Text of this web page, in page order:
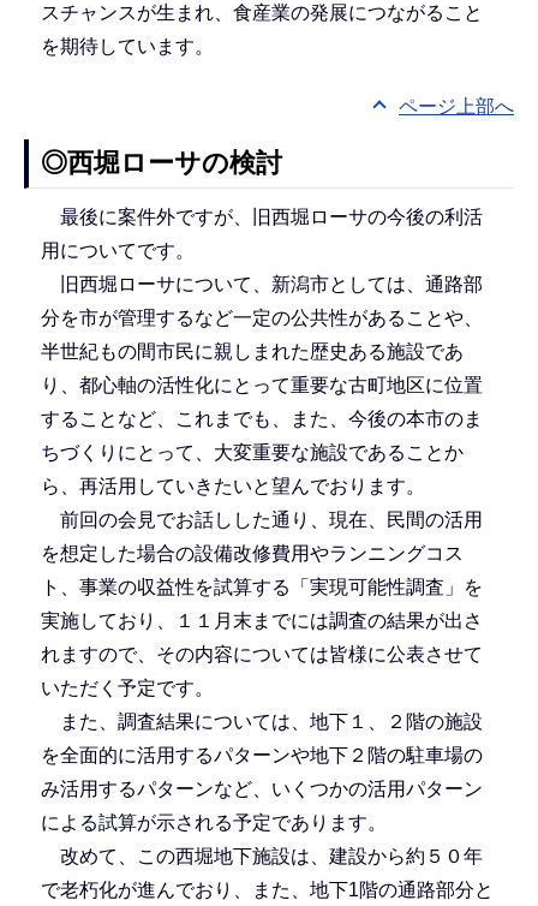
スチャンスが生まれ、食産業の発展につながること
を期待しています。
ページ上部へ
◎西堀ローサの検討
最後に案件外ですが、旧西堀ローサの今後の利活
用についてです。
旧西堀ローサについて、新潟市としては、通路部
分を市が管理するなど一定の公共性があることや、
半世紀もの間市民に親しまれた歴史ある施設であ
り、都心軸の活性化にとって重要な古町地区に位置
することなど、これまでも、また、今後の本市のま
ちづくりにとって、大変重要な施設であることか
ら、再活用していきたいと望んでおります。
前回の会見でお話しした通り、現在、民間の活用
を想定した場合の設備改修費用やランニングコス
ト、事業の収益性を試算する「実現可能性調査」を
実施しており、１１月末までには調査の結果が出さ
れますので、その内容については皆様に公表させて
いただく予定です。
また、調査結果については、地下１、２階の施設
を全面的に活用するパターンや地下２階の駐車場の
み活用するパターンなど、いくつかの活用パターン
による試算が示される予定であります。
改めて、この西堀地下施設は、建設から約５０年
で老朽化が進んでおり、また、地下1階の通路部分と